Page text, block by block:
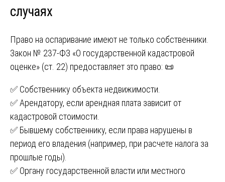
случаях
Право на оспаривание имеют не только собственники.
Закон № 237-ФЗ «О государственной кадастровой
оценке» (ст. 22) предоставляет это право: 📜
✅ Собственнику объекта недвижимости.
✅ Арендатору, если арендная плата зависит от
кадастровой стоимости.
✅ Бывшему собственнику, если права нарушены в
период его владения (например, при расчете налога за
прошлые годы).
✅ Органу государственной власти или местного